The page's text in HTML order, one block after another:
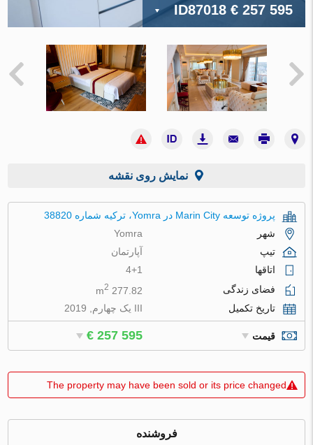
ID87018€ 257 595
نمایش روی نقشه
پروژه توسعه Marin City در Yomra، ترکیه شماره 38820
شهر
Yomra
تیپ
آپارتمان
اتاقها
4+1
فضای زندگی
277.82 m
2
تاریخ تکمیل III یک چهارم, 2019
قیمت € 257 595
The property may have been sold or its price changed
فروشنده